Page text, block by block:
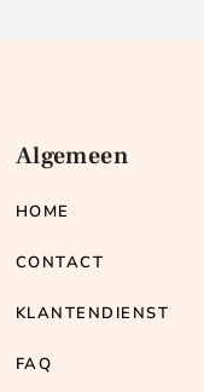
Algemeen
HOME
CONTACT
KLANTENDIENST
FAQ